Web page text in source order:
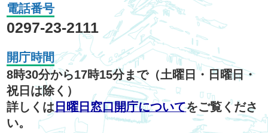
電話番号
0297-23-2111
開庁時間
8時30分から17時15分まで（土曜日・日曜日・
祝日は除く）
詳しくは 日曜日窓口開庁についてをご覧くださ
い。